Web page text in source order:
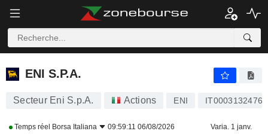
ENI S.P.A.
ENI S.P.A.
Secteur Eni S.p.A. Actions ENI IT0003132476
Temps réel Borsa Italiana 09:59:11 06/08/2026 Varia. 1 janv.